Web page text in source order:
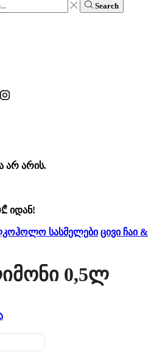
Search
არ არის.
იდან!
სასმელები ცივი ჩაი &
0,5ლ